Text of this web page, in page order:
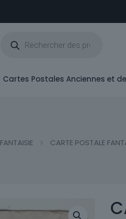
produits
Cartes Postales Anciennes et
FANTAISIE CARTE POSTALE